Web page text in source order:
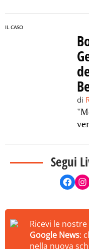
IL CASO
di
Segui
Ricevi le
Google News:
nella nuova